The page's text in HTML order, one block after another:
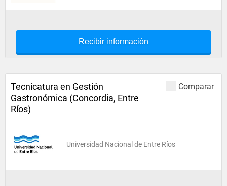
Recibir información
Comparar
Tecnicatura en Gestión
Gastronómica (Concordia, Entre
Ríos)
Universidad Nacional de Entre Ríos